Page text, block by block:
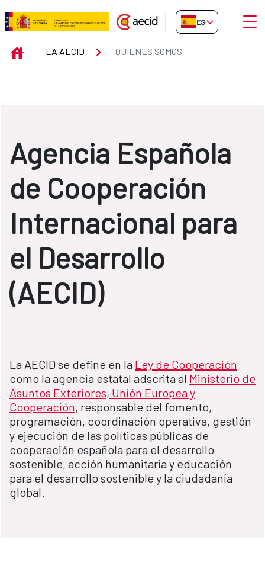
Saltar al contenido principal
Quiénes somos
ES-ES Abrir
INICIOLA AECID QUIÉNES SOMOS
Agencia Española
de Cooperación
Internacional para
el Desarrollo
(AECID)
La AECID se define en la Ley de Cooperación
como la agencia estatal adscrita al Ministerio de
Asuntos Exteriores, Unión Europea y
Cooperación, responsable del fomento,
programación, coordinación operativa, gestión
y ejecución de las políticas públicas de
cooperación española para el desarrollo
sostenible, acción humanitaria y educación
para el desarrollo sostenible y la ciudadanía
global.